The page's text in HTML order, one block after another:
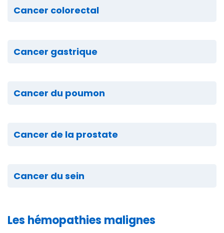
Cancer colorectal
Cancer gastrique
Cancer du poumon
Cancer de la prostate
Cancer du sein
Les hémopathies malignes